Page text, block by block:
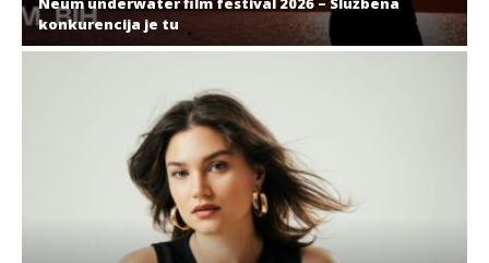
konkurencija je tu